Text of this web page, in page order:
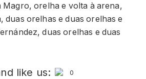
Magro, orelha e volta à arena,
duas orelhas e duas orelhas e
duas orelhas e duas
like us:
0